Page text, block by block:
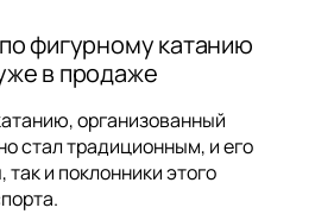
фигурному катанию
в продаже
организованный
стал традиционным, и его
и поклонники этого